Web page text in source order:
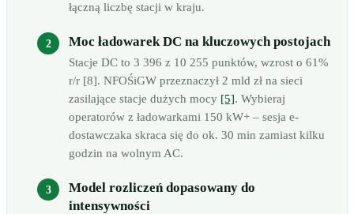
łączną liczbę stacji w kraju.
Moc ładowarek DC na kluczowych postojach
Stacje DC to 3 396 z 10 255 punktów, wzrost o 61%
r/r [8]. NFOŚiGW przeznaczył 2 mld zł na sieci
zasilające stacje dużych mocy [5]. Wybieraj
operatorów z ładowarkami 150 kW+ – sesja e-
dostawczaka skraca się do ok. 30 min zamiast kilku
godzin na wolnym AC.
Model rozliczeń dopasowany do
intensywności